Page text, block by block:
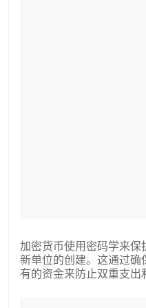
加密货币使用密码学来保
新单位的创建。这通过确
有的资金来防止双重支出